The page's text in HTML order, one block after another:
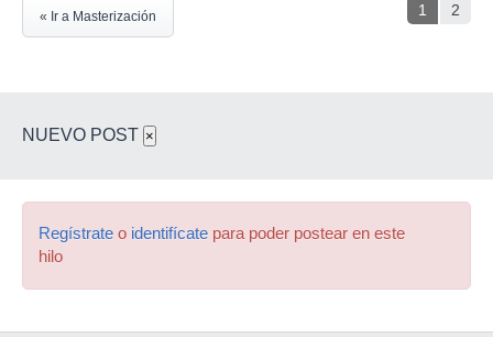
1 2
« Ir a Masterización
NUEVO POST ×
Regístrate o identifícate para poder postear en este
hilo